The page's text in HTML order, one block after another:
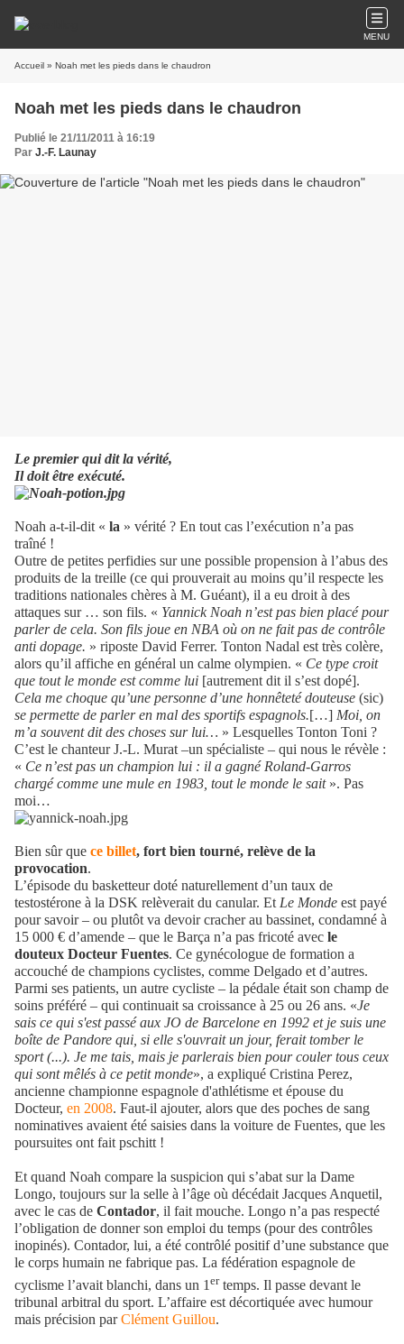
MENU
Accueil » Noah met les pieds dans le chaudron
Noah met les pieds dans le chaudron
Publié le 21/11/2011 à 16:19
Par J.-F. Launay
Le premier qui dit la vérité,
Il doit être exécuté.
Noah a-t-il-dit « la » vérité ? En tout cas l’exécution n’a pas
traîné !
Outre de petites perfidies sur une possible propension à l’abus des
produits de la treille (ce qui prouverait au moins qu’il respecte les
traditions nationales chères à M. Guéant), il a eu droit à des
attaques sur … son fils. « Yannick Noah n’est pas bien placé pour
parler de cela. Son fils joue en NBA où on ne fait pas de contrôle
anti dopage. » riposte David Ferrer. Tonton Nadal est très colère,
alors qu’il affiche en général un calme olympien. « Ce type croit
que tout le monde est comme lui [autrement dit il s’est dopé].
Cela me choque qu’une personne d’une honnêteté douteuse (sic)
se permette de parler en mal des sportifs espagnols.[…] Moi, on
m’a souvent dit des choses sur lui… » Lesquelles Tonton Toni ?
C’est le chanteur J.-L. Murat –un spécialiste – qui nous le révèle :
« Ce n’est pas un champion lui : il a gagné Roland-Garros
chargé comme une mule en 1983, tout le monde le sait ». Pas
moi…
Bien sûr que ce billet, fort bien tourné, relève de la
provocation.
L’épisode du basketteur doté naturellement d’un taux de
testostérone à la DSK relèverait du canular. Et Le Monde est payé
pour savoir – ou plutôt va devoir cracher au bassinet, condamné à
15 000 € d’amende – que le Barça n’a pas fricoté avec le
douteux Docteur Fuentes. Ce gynécologue de formation a
accouché de champions cyclistes, comme Delgado et d’autres.
Parmi ses patients, un autre cycliste – la pédale était son champ de
soins préféré – qui continuait sa croissance à 25 ou 26 ans. «Je
sais ce qui s'est passé aux JO de Barcelone en 1992 et je suis une
boîte de Pandore qui, si elle s'ouvrait un jour, ferait tomber le
sport (...). Je me tais, mais je parlerais bien pour couler tous ceux
qui sont mêlés à ce petit monde», a expliqué Cristina Perez,
ancienne championne espagnole d'athlétisme et épouse du
Docteur, en 2008. Faut-il ajouter, alors que des poches de sang
nominatives avaient été saisies dans la voiture de Fuentes, que les
poursuites ont fait pschitt !
Et quand Noah compare la suspicion qui s’abat sur la Dame
Longo, toujours sur la selle à l’âge où décédait Jacques Anquetil,
avec le cas de Contador, il fait mouche. Longo n’a pas respecté
l’obligation de donner son emploi du temps (pour des contrôles
inopinés). Contador, lui, a été contrôlé positif d’une substance que
le corps humain ne fabrique pas. La fédération espagnole de
cyclisme l’avait blanchi, dans un 1 ertemps. Il passe devant le
tribunal arbitral du sport. L’affaire est décortiquée avec humour
mais précision parClément Guillou.